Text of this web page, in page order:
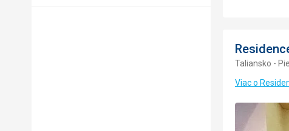
Taliansko -
Viac o